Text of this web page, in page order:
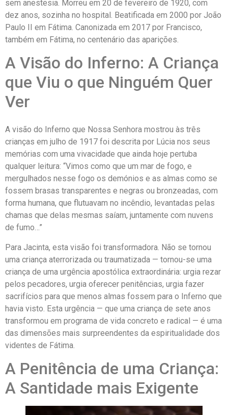
sem anestesia. Morreu em 20 de fevereiro de 1920, com
dez anos, sozinha no hospital. Beatificada em 2000 por João
Paulo II em Fátima. Canonizada em 2017 por Francisco,
também em Fátima, no centenário das aparições.
A Visão do Inferno: A Criança
que Viu o que Ninguém Quer
Ver
A visão do Inferno que Nossa Senhora mostrou às três
crianças em julho de 1917 foi descrita por Lúcia nos seus
memórias com uma vivacidade que ainda hoje pertuba
qualquer leitura: “Vimos como que um mar de fogo, e
mergulhados nesse fogo os demónios e as almas como se
fossem brasas transparentes e negras ou bronzeadas, com
forma humana, que flutuavam no incêndio, levantadas pelas
chamas que delas mesmas saíam, juntamente com nuvens
de fumo…”
Para Jacinta, esta visão foi transformadora. Não se tornou
uma criança aterrorizada ou traumatizada — tornou-se uma
criança de uma urgência apostólica extraordinária: urgia rezar
pelos pecadores, urgia oferecer penitências, urgia fazer
sacrifícios para que menos almas fossem para o Inferno que
havia visto. Esta urgência — que uma criança de sete anos
transformou em programa de vida concreto e radical — é uma
das dimensões mais surpreendentes da espiritualidade dos
videntes de Fátima.
A Penitência de uma Criança:
A Santidade mais Exigente